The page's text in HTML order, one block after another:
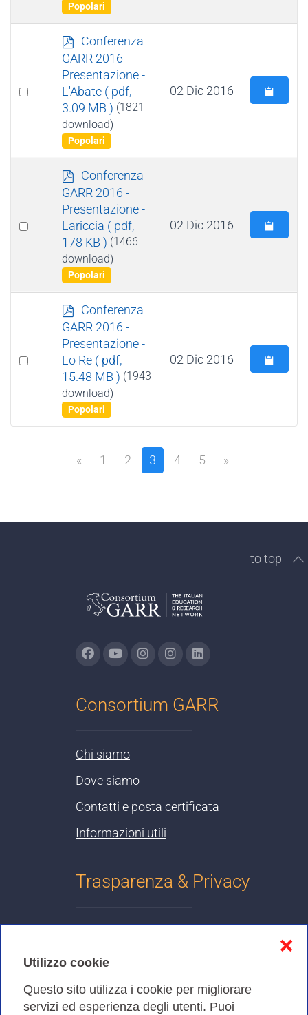
Utilizzo cookie
Questo sito utilizza i cookie per migliorare
servizi ed esperienza degli utenti. Puoi
❌
Popolari
Select
p
d
f
Conferenza
GARR 2016 -
Presentazione -
L'Abate ( pdf,
3.09 MB ) (1821
download)
Popolari
02 Dic 2016
Select
p
d
f
Conferenza
GARR 2016 -
Presentazione -
Lariccia ( pdf,
178 KB ) (1466
download)
Popolari
02 Dic 2016
Select
p
d
f
Conferenza
GARR 2016 -
Presentazione -
Lo Re ( pdf,
15.48 MB ) (1943
download)
Popolari
02 Dic 2016
« 1 2 3 4 5 »
to top
Consortium GARR
Chi siamo
Dove siamo
Contatti e posta certificata
Informazioni utili
Trasparenza & Privacy
Cookies Policy
Amministrazione trasparente
Bandi di Gara